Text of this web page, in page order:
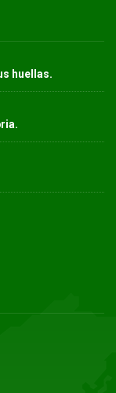
huellas.